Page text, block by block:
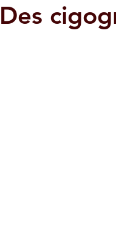
Des